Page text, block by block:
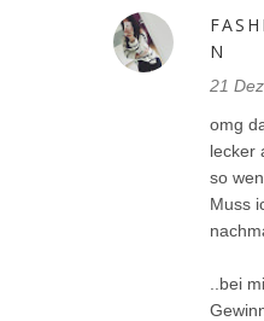
N
21
omg
lecker
so
Muss
..bei